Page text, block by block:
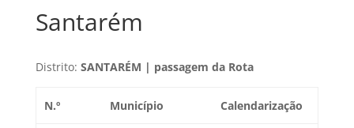
Santarém
Distrito: SANTARÉM | passagem da Rota
N.º Município Calendarização